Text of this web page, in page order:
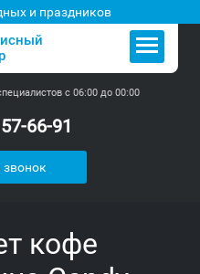
и праздников
с 06:00 до 00:00
66-91
звонок
кофе